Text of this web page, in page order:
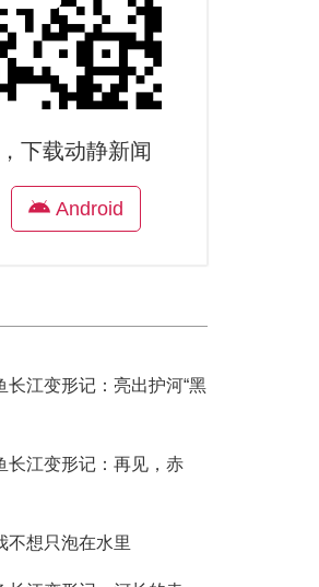
下载动静新闻
Android
长江变形记：亮出护河“黑
长江变形记：再见，赤
不想只泡在水里